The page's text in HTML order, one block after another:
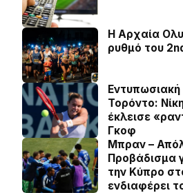
Η Αρχαία
ρυθμό του
Τορόντο:
έκλεισε
Γκοφ
Μπραν –
Προβάδισμα
την Κύπρο
ενδιαφέρει